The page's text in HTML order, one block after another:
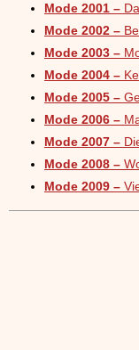
Mode 2001 –
Mode 2002 –
Mode 2003 –
Mode 2004 –
Mode 2005 –
Mode 2006 –
Mode 2007 –
Mode 2008 –
Mode 2009 –